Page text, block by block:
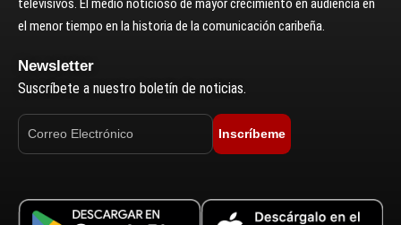
televisivos. El medio noticioso de mayor crecimiento en audiencia en
el menor tiempo en la historia de la comunicación caribeña.
Newsletter
Suscríbete a nuestro boletín de noticias.
Inscríbeme